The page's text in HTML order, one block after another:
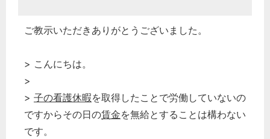
ご教示いただきありがとうございました。
> こんにちは。
>
> 子の看護休暇を取得したことで労働していないの
ですからその日の賃金を無給とすることは構わない
です。
選択してください
労務管理